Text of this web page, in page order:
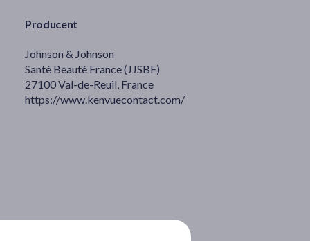
Producent
Johnson & Johnson
Santé Beauté France (JJSBF)
27100 Val-de-Reuil, France
https://www.kenvuecontact.com/